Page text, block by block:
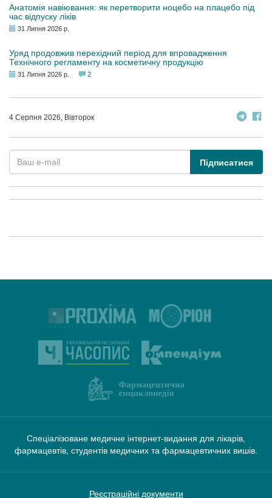
Анатомія навіювання: як перетворити ноцебо на плацебо під
час відпуску ліків
31 Липня 2026 р.
Уряд продовжив перехідний період для впровадження
Технічного регламенту на косметичну продукцію
31 Липня 2026 р. 2
4 Серпня 2026, Вівторок
Підписатися
Спеціалізоване медичне інтернет-видання для лікарів,
фармацевтів, студентів медичних та фармацевтичних вишів.
Реєстраційні документи